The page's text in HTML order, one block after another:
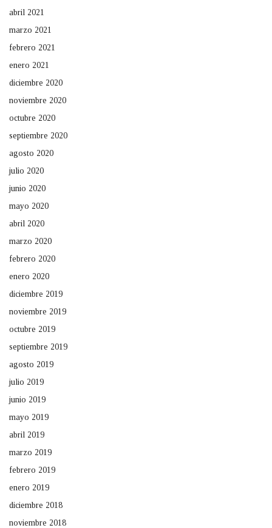
abril 2021
marzo 2021
febrero 2021
enero 2021
diciembre 2020
noviembre 2020
octubre 2020
septiembre 2020
agosto 2020
julio 2020
junio 2020
mayo 2020
abril 2020
marzo 2020
febrero 2020
enero 2020
diciembre 2019
noviembre 2019
octubre 2019
septiembre 2019
agosto 2019
julio 2019
junio 2019
mayo 2019
abril 2019
marzo 2019
febrero 2019
enero 2019
diciembre 2018
noviembre 2018